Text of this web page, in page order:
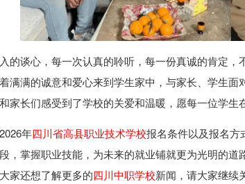
的谈心，每一次认真的聆听，每一份真诚的肯定
满满的诚意和爱心来到学生家中，与家长、学生
家长们感受到了学校的关爱和温暖，愿每一位学生
年四川省高县职业技术学校报名条件以及报名方
，掌握职业技能，为未来的就业铺就更为光明的
家还想了解更多的四川中职学校新闻，请大家继续